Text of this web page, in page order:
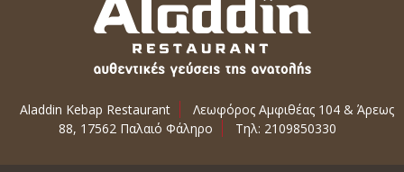
Aladdin Kebap Restaurant
Λεωφόρος Αμφιθέας 104 & Άρεως
88, 17562 Παλαιό Φάληρο
Τηλ: 2109850330